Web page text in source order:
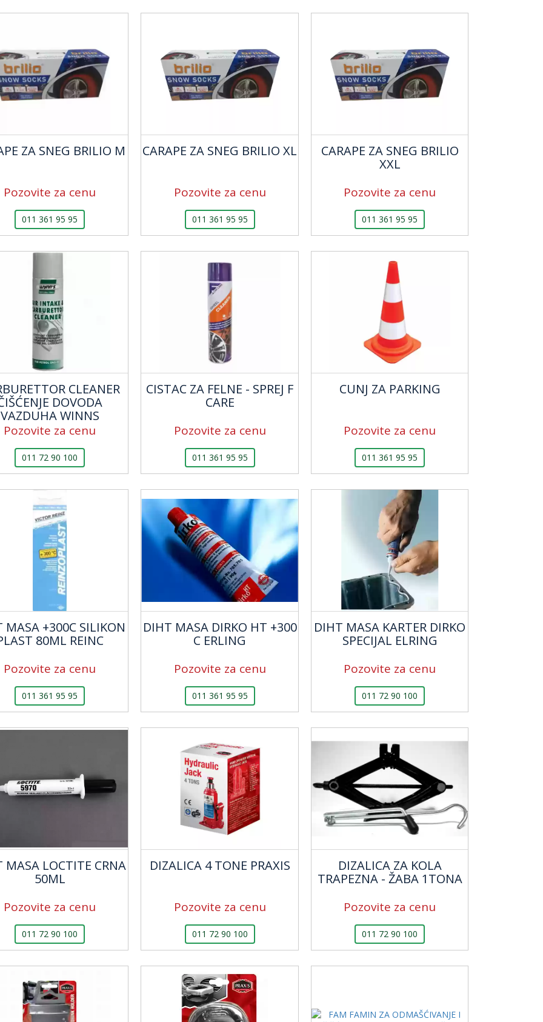
ZA SNEG BRILIO M
Pozovite za cenu
011 361 95 95
CARAPE ZA SNEG BRILIO XL
Pozovite za cenu
011 361 95 95
CARAPE ZA SNEG BRILIO
XXL
Pozovite za cenu
011 361 95 95
CLEANER
DOVODA
VAZDUHA WINNS
Pozovite za cenu
011 72 90 100
CISTAC ZA FELNE - SPREJ F
CARE
Pozovite za cenu
011 361 95 95
CUNJ ZA PARKING
Pozovite za cenu
011 361 95 95
MASA +300C SILIKON
80ML REINC
Pozovite za cenu
011 361 95 95
DIHT MASA DIRKO HT +300
C ERLING
Pozovite za cenu
011 361 95 95
DIHT MASA KARTER DIRKO
SPECIJAL ELRING
Pozovite za cenu
011 72 90 100
MASA LOCTITE CRNA
50ML
Pozovite za cenu
011 72 90 100
DIZALICA 4 TONE PRAXIS
Pozovite za cenu
011 72 90 100
DIZALICA ZA KOLA
TRAPEZNA - ŽABA 1TONA
Pozovite za cenu
011 72 90 100